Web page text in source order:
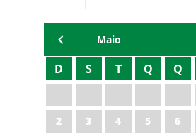
Maio
D S T Q Q
2
3 4 5 6